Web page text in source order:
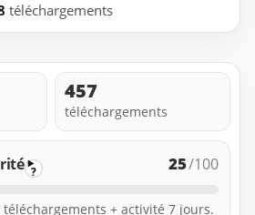
téléchargements
457
téléchargements
? 25/100
téléchargements + activité 7 jours.